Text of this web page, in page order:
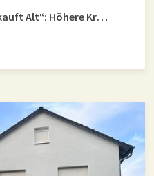
KfW-Förderung „Jung kauft Alt“: Höhere Kredite ab August 2026